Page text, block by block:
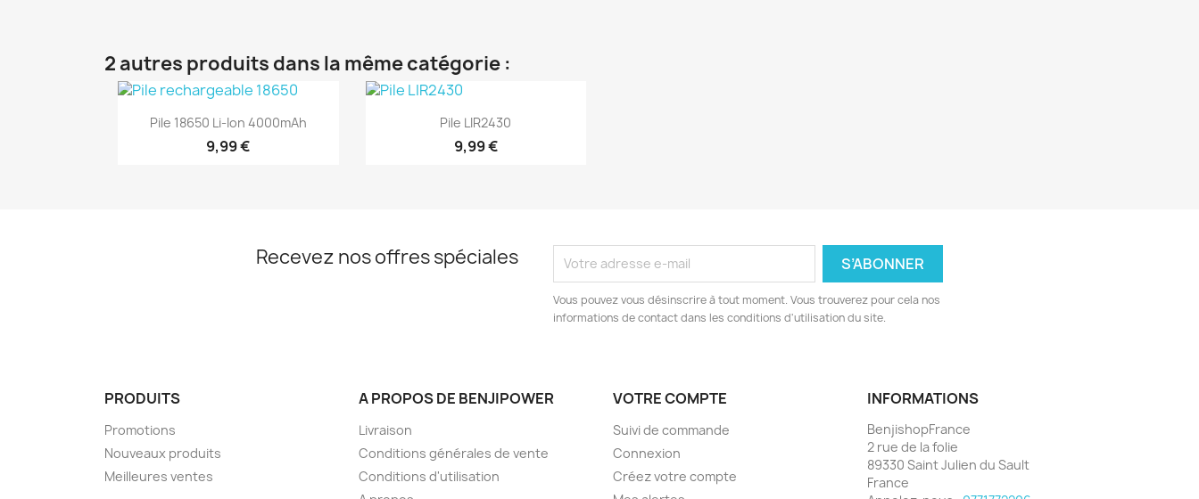
2 autres produits dans la même catégorie :
Aperçu rapide
Pile 18650 Li-Ion 4000mAh
9,99 €
Aperçu rapide
Pile LIR2430
9,99 €
Recevez nos offres spéciales
Vous pouvez vous désinscrire à tout moment. Vous trouverez pour cela nos
informations de contact dans les conditions d'utilisation du site.
PRODUITS
Promotions
Nouveaux produits
Meilleures ventes
A PROPOS DE BENJIPOWER
Livraison
Conditions générales de vente
Conditions d'utilisation
VOTRE COMPTE
Suivi de commande
Connexion
Créez votre compte
INFORMATIONS
BenjishopFrance
2 rue de la folie
89330 Saint Julien du Sault
France